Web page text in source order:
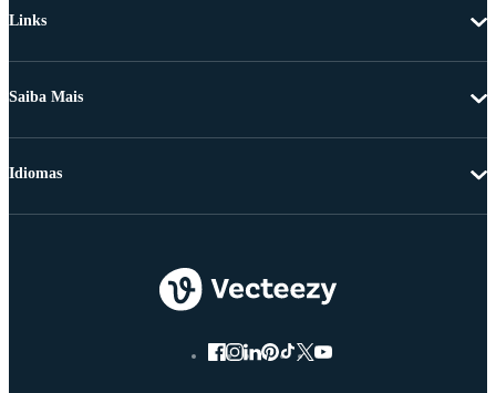
Links
Saiba Mais
Idiomas